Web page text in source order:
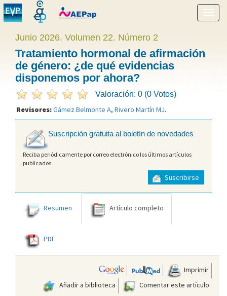
menú
Junio 2026. Volumen 22. Número 2
Tratamiento hormonal de afirmación
de género: ¿de qué evidencias
disponemos por ahora?
Valoración: 0 (0 Votos)
Revisores:Gámez Belmonte A, Rivero Martín MJ.
Suscripción gratuita al boletín de novedades
Reciba periódicamente por correo electrónico los últimos artículos
publicados
Suscribirse
Resumen Artículo completo
PDF
Imprimir
Añadir a biblioteca
Comentar este artículo